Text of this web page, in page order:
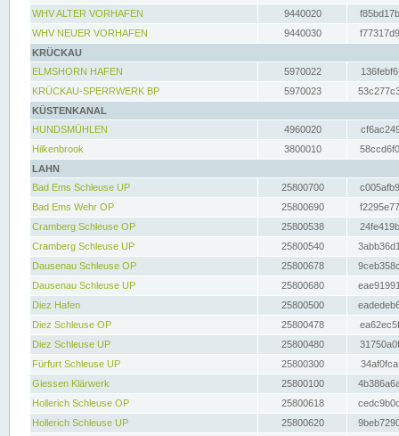
WHV ALTER VORHAFEN
9440020
WHV NEUER VORHAFEN
9440030
KRÜCKAU
ELMSHORN HAFEN
5970022
KRÜCKAU-SPERRWERK BP
5970023
KÜSTENKANAL
HUNDSMÜHLEN
4960020
Hilkenbrook
3800010
LAHN
Bad Ems Schleuse UP
25800700
Bad Ems Wehr OP
25800690
Cramberg Schleuse OP
25800538
Cramberg Schleuse UP
25800540
Dausenau Schleuse OP
25800678
Dausenau Schleuse UP
25800680
Diez Hafen
25800500
Diez Schleuse OP
25800478
Diez Schleuse UP
25800480
Fürfurt Schleuse UP
25800300
Giessen Klärwerk
25800100
Hollerich Schleuse OP
25800618
Hollerich Schleuse UP
25800620